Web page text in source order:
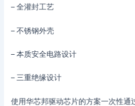
– 全灌封工艺
– 不锈钢外壳
– 本质安全电路设计
– 三重绝缘设计
使用华芯邦驱动芯片的方案一次性通